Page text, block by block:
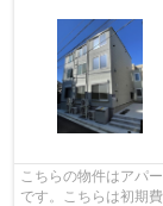
こちらの物件はアパ
です。こちらは初期